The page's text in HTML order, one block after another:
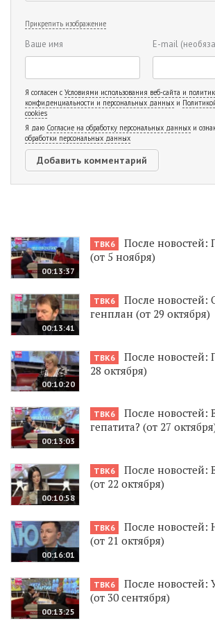
Прикрепить изображение
Ваше имя E-mail
Я согласен с Условиями использования веб-сайта и
конфиденциальности и персональных данных и
cookies
Я даю Согласие на обработку персональных данных и
обработки персональных данных
00:13:37
ТВК6
После новостей:
(от 5 ноября)
00:13:41
ТВК6
После новостей:
генплан (от 29 октября)
00:10:20
ТВК6
После новостей:
28 октября)
00:13:03
ТВК6
После новостей:
гепатита? (от 27
00:10:58
ТВК6
После новостей:
(от 22 октября)
00:16:01
ТВК6
После новостей:
(от 21 октября)
00:13:25
ТВК6
После новостей:
(от 30 сентября)